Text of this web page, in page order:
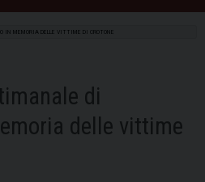
MEMORIA DELLE VITTIME DI CROTONE
di
delle vittime